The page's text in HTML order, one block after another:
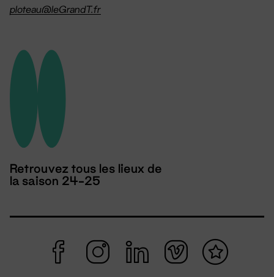
ploteau@leGrandT.fr
Retrouvez tous les lieux de
la saison 24-25